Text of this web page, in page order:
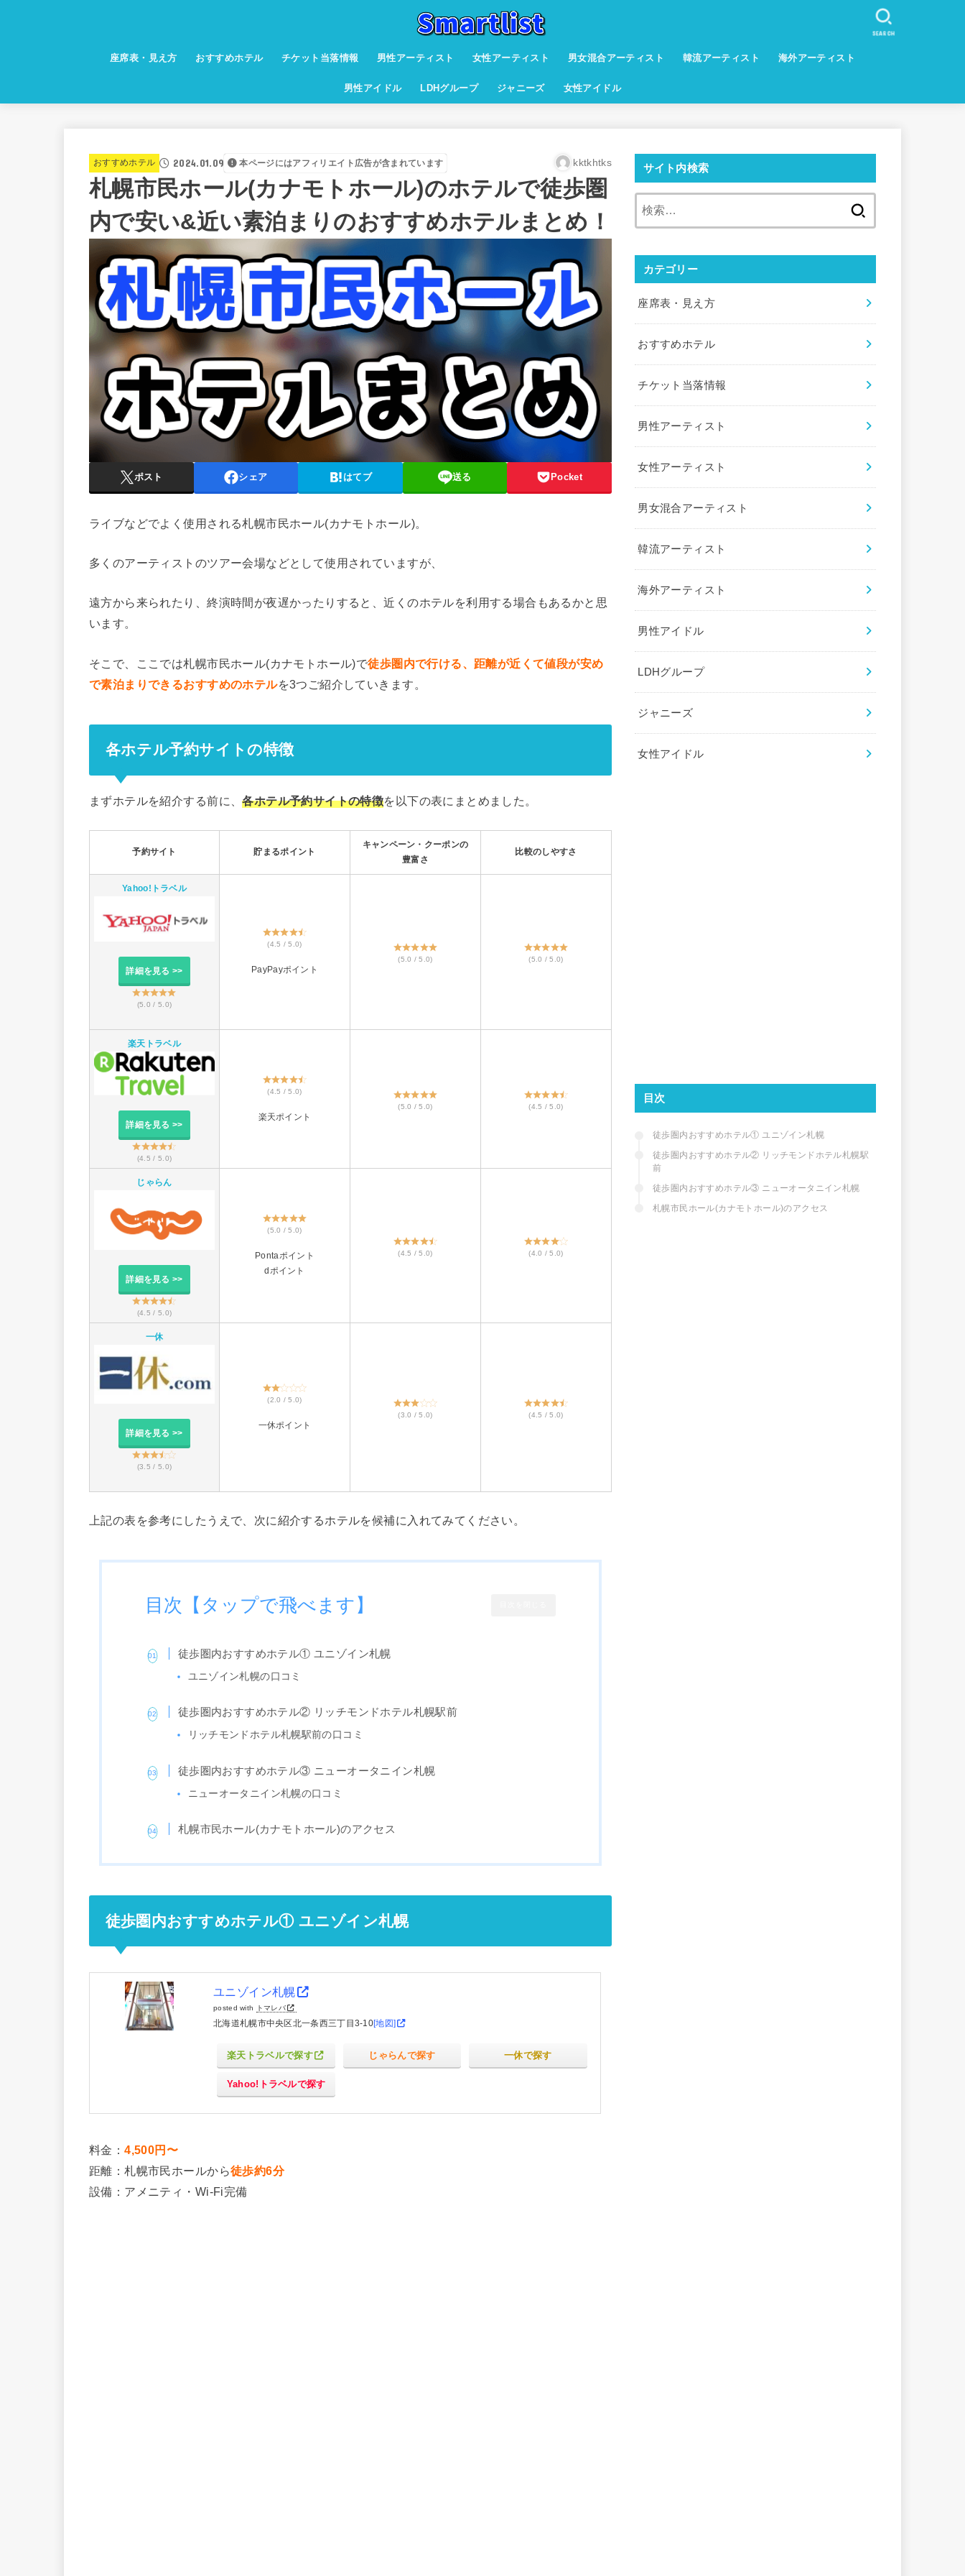
座席表・見え方 おすすめホテル チケット当落情報 男性アーティスト 女性アーティスト 男女混合アーティスト 韓流アーティスト 海外アーティスト
男性アイドル LDHグループ ジャニーズ 女性アイドル
SEARCH
おすすめホテル 2024.01.09 本ページにはアフィリエイト広告が含まれています kktkhtks
札幌市民ホール(カナモトホール)のホテルで徒歩圏
内で安い&近い素泊まりのおすすめホテルまとめ！
ポスト シェア はてブ 送る Pocket
ライブなどでよく使用される札幌市民ホール(カナモトホール)。
多くのアーティストのツアー会場などとして使用されていますが、
遠方から来られたり、終演時間が夜遅かったりすると、近くのホテルを利用する場合もあるかと思
います。
そこで、ここでは札幌市民ホール(カナモトホール)で徒歩圏内で行ける、距離が近くて値段が安め
で素泊まりできるおすすめのホテルを3つご紹介していきます。
各ホテル予約サイトの特徴
まずホテルを紹介する前に、各ホテル予約サイトの特徴を以下の表にまとめました。
予約サイト 貯まるポイント
キャンペーン・クーポンの
豊富さ
比較のしやすさ
Yahoo!トラベル
詳細を見る >>
(5.0 / 5.0)
(4.5 / 5.0)
PayPayポイント
(5.0 / 5.0) (5.0 / 5.0)
楽天トラベル
詳細を見る >>
(4.5 / 5.0)
(4.5 / 5.0)
楽天ポイント
(5.0 / 5.0) (4.5 / 5.0)
じゃらん
詳細を見る >>
(4.5 / 5.0)
(5.0 / 5.0)
Pontaポイント
dポイント
(4.5 / 5.0) (4.0 / 5.0)
一休
詳細を見る >>
(3.5 / 5.0)
(2.0 / 5.0)
一休ポイント
(3.0 / 5.0) (4.5 / 5.0)
上記の表を参考にしたうえで、次に紹介するホテルを候補に入れてみてください。
目次【タップで飛べます】
徒歩圏内おすすめホテル① ユニゾイン札幌
ユニゾイン札幌の口コミ
徒歩圏内おすすめホテル② リッチモンドホテル札幌駅前
リッチモンドホテル札幌駅前の口コミ
徒歩圏内おすすめホテル③ ニューオータニイン札幌
ニューオータニイン札幌の口コミ
札幌市民ホール(カナモトホール)のアクセス
徒歩圏内おすすめホテル① ユニゾイン札幌
ユニゾイン札幌
posted with トマレバ
北海道札幌市中央区北一条西三丁目3-10[地図]
楽天トラベルで探す じゃらんで探す 一休で探す
Yahoo!トラベルで探す
料金：4,500円〜
距離：札幌市民ホールから徒歩約6分
設備：アメニティ・Wi-Fi完備
サイト内検索
カテゴリー
座席表・見え方
おすすめホテル
チケット当落情報
男性アーティスト
女性アーティスト
男女混合アーティスト
韓流アーティスト
海外アーティスト
男性アイドル
LDHグループ
ジャニーズ
女性アイドル
目次
徒歩圏内おすすめホテル① ユニゾイン札幌
徒歩圏内おすすめホテル② リッチモンドホテル札幌駅
前
徒歩圏内おすすめホテル③ ニューオータニイン札幌
札幌市民ホール(カナモトホール)のアクセス